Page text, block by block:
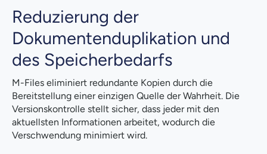
Reduzierung der
Dokumentenduplikation und
des Speicherbedarfs
M-Files eliminiert redundante Kopien durch die
Bereitstellung einer einzigen Quelle der Wahrheit. Die
Versionskontrolle stellt sicher, dass jeder mit den
aktuellsten Informationen arbeitet, wodurch die
Verschwendung minimiert wird.